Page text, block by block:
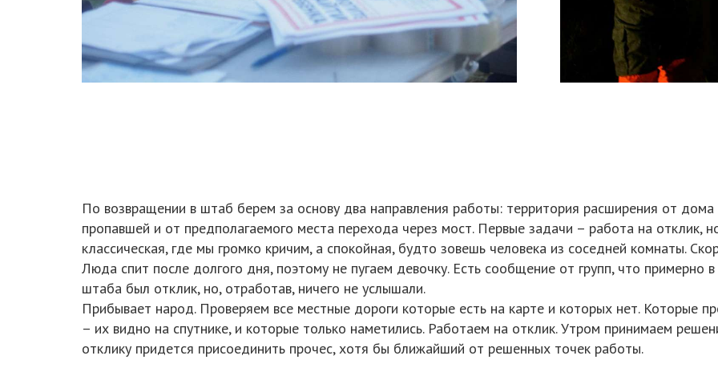
По возвращении в штаб берем за основу два направления работы: территория расширения от дома
пропавшей и от предполагаемого места перехода через мост. Первые задачи – работа на отклик,
классическая, где мы громко кричим, а спокойная, будто зовешь человека из соседней комнаты.
Люда спит после долгого дня, поэтому не пугаем девочку. Есть сообщение от групп, что примерно
штаба был отклик, но, отработав, ничего не услышали.
Прибывает народ. Проверяем все местные дороги которые есть на карте и которых нет. Которые
– их видно на спутнике, и которые только наметились. Работаем на отклик. Утром принимаем
отклику придется присоединить прочес, хотя бы ближайший от решенных точек работы.